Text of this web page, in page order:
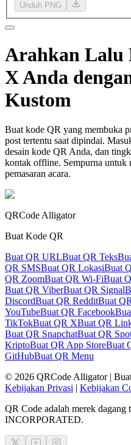
Unduh PNG
Arahkan Lalu
X Anda
Kustom
Buat kode QR yang membuka
post tertentu saat dipindai.
desain kode QR Anda, dan
kontak offline. Sempurna untuk
pemasaran acara.
QRCode Alligator
Buat Kode QR
Buat QR URLBuat QR Teks
QR SMSBuat QR LokasiBuat
QR ZoomBuat QR Wi-FiBuat
Buat QR ViberBuat QR Signal
DiscordBuat QR RedditBuat
YouTubeBuat QR Facebook
TikTokBuat QR XBuat QR
Buat QR SnapchatBuat QR
KriptoBuat QR App StoreBuat
GitHubBuat QR Menu
© 2026 QRCode Alligator |
Kebijakan Privasi | Kebijakan
QR Code adalah merek
INCORPORATED.